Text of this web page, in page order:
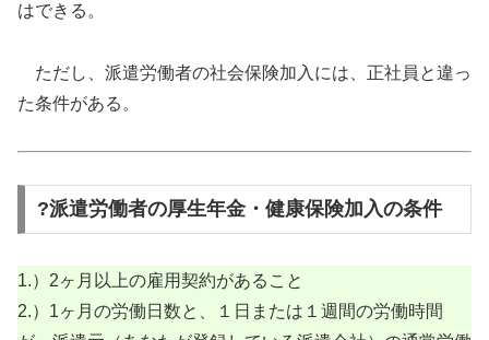
はできる。
ただし、派遣労働者の社会保険加入には、正社員と違っ
た条件がある。
?派遣労働者の厚生年金・健康保険加入の条件
1.）2ヶ月以上の雇用契約があること
2.）1ヶ月の労働日数と、１日または１週間の労働時間